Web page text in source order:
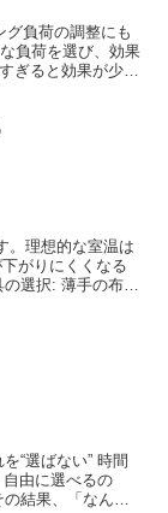
負荷の調整にも
負荷を選び、効果
ぎると効果が少な
。理想的な室温は
がりにくくなる
選択: 薄手の布団
“選ばない” 時間
由に選べるの
結果、「なんで